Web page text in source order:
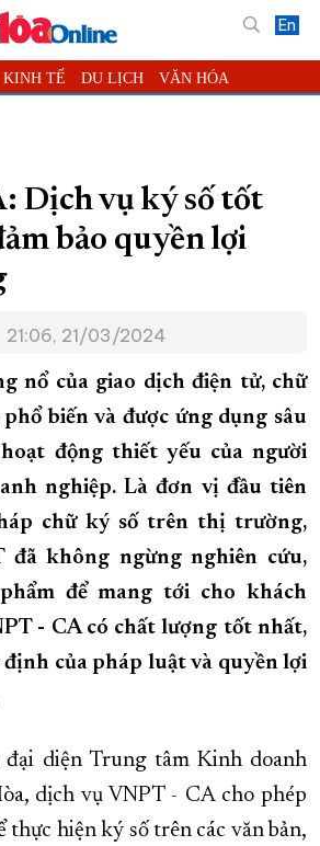
En
KINH TẾ DU LỊCH VĂN HÓA
VIDEO ĐỌC BÁO ONLINE
- QUẢNG CÁO
HÒA
HÀNH CHÍNH
MỚI LỊCH CẮT ĐIỆN
DỰNG VÀ PHÁT TRIỂN TỈNH KHÁNH HÒA
TRẦM
TRỞ THÀNH THÀNH PHỐ TRỰC THUỘC
TRANG CHỦ VỀ BÁO KHÁNH HÒA
Dịch vụ ký số tốt
bảo quyền lợi
21:06, 21/03/2024
nổ của giao dịch điện tử, chữ
biến và được ứng dụng sâu
động thiết yếu của người
nghiệp. Là đơn vị đầu tiên
chữ ký số trên thị trường,
đã không ngừng nghiên cứu,
để mang tới cho khách
- CA có chất lượng tốt nhất,
định của pháp luật và quyền lợi
đại diện Trung tâm Kinh doanh
dịch vụ VNPT - CA cho phép
thực hiện ký số trên các văn bản,